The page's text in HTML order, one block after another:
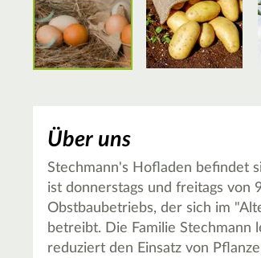
Über uns
Stechmann's Hofladen befindet
ist donnerstags und freitags von
Obstbaubetriebs, der sich im
betreibt. Die Familie
reduziert den Einsatz von